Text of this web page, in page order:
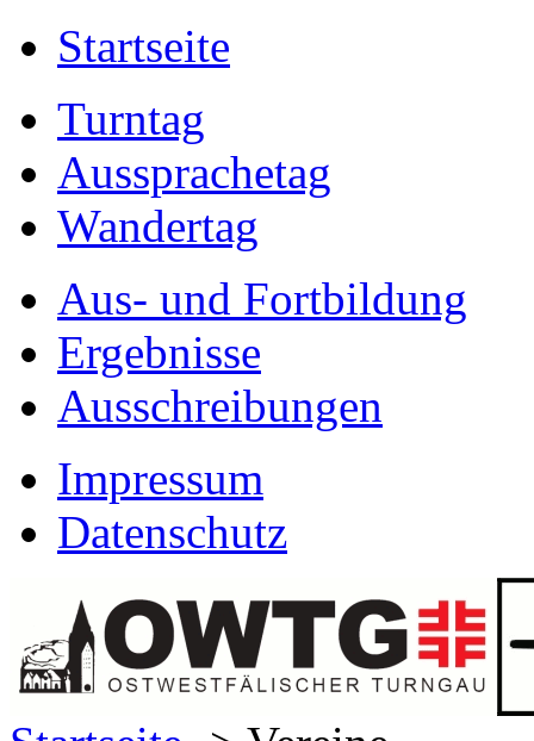
Startseite
Turntag
Aussprachetag
Wandertag
Aus- und Fortbildung
Ergebnisse
Ausschreibungen
Impressum
Datenschutz